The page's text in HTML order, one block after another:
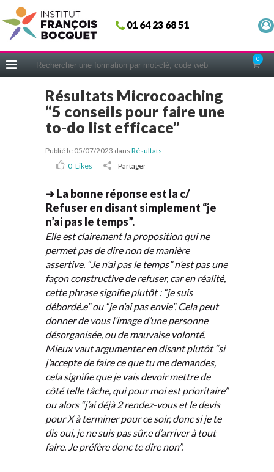
01 64 23 68 51
0
Fermer
ACCUEIL
CERIFICATIONS
INTRAS | SUR-MESURE
COACHING
NOUS CONNAÎTRE
PODCAST
WEBINAIRES
Résultats Microcoaching
“5 conseils pour faire une
to-do list efficace”
Publié le 05/07/2023 dans Résultats
0 Likes Partager
➜ La bonne réponse est la c/
Refuser en disant simplement “je
n’ai pas le temps”.
Elle est clairement la proposition qui ne
permet pas de dire non de manière
assertive. “Je n’ai pas le temps” n’est pas une
façon constructive de refuser, car en réalité,
cette phrase signifie plutôt : “je suis
débordé.e” ou “je n’ai pas envie”. Cela peut
donner de vous l’image d’une personne
désorganisée, ou de mauvaise volonté.
Mieux vaut argumenter en disant plutôt “si
j’accepte de faire ce que tu me demandes,
cela signifie que je vais devoir mettre de
côté telle tâche, qui pour moi est prioritaire”
ou alors “j’ai déjà 2 rendez-vous et le devis
pour X à terminer pour ce soir, donc si je te
dis oui, je ne suis pas sûr.e d’arriver à tout
faire. Je préfère donc te dire non”.